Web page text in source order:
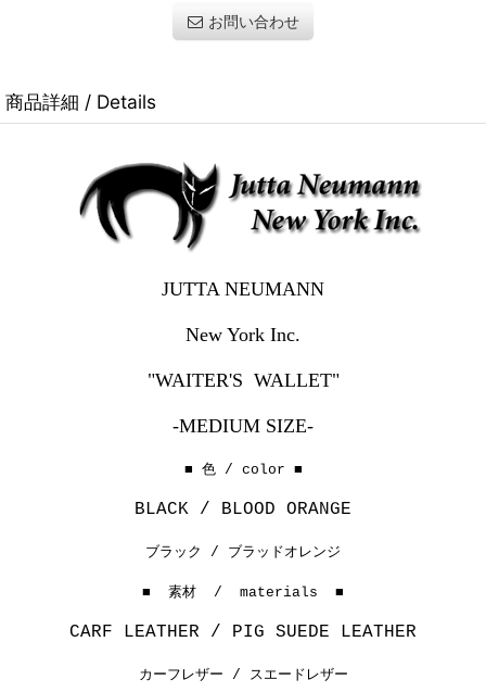
お問い合わせ
商品詳細 / Details
JUTTA NEUMANN
New York Inc.
"WAITER'S WALLET"
-MEDIUM SIZE-
■ 色 / color ■
BLACK / BLOOD ORANGE
ブラック / ブラッドオレンジ
■ 素材 / materials ■
CARF LEATHER / PIG SUEDE LEATHER
カーフレザー / スエードレザー